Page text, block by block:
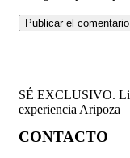
SÉ EXCLUSIVO.
experiencia Aripoza
CONTACTO